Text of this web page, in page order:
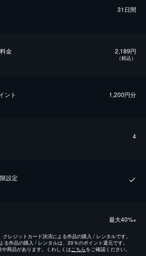
31日間
金 2,189円
（税込）
ント 1,200円分
4
設定
最⼤40%※
レジットカード決済による作品の購入 / レンタルです。
る作品の購入 / レンタルは、20％のポイント還元です。
商品があります。くわしくは こちらをご確認ください。